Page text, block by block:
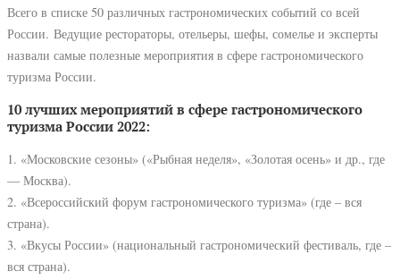
Всего в списке 50 различных гастрономических событий со всей
России. Ведущие рестораторы, отельеры, шефы, сомелье и эксперты
назвали самые полезные мероприятия в сфере гастрономического
туризма России.
10 лучших мероприятий в сфере гастрономического
туризма России 2022:
1. «Московские сезоны» («Рыбная неделя», «Золотая осень» и др., где
— Москва).
2. «Всероссийский форум гастрономического туризма» (где – вся
страна).
3. «Вкусы России» (национальный гастрономический фестиваль, где –
вся страна).